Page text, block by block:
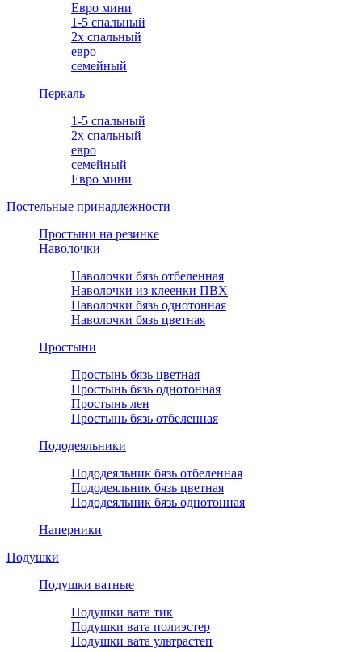
Евро мини
1-5 спальный
2х спальный
евро
семейный
Перкаль
1-5 спальный
2х спальный
евро
семейный
Евро мини
Постельные принадлежности
Простыни на резинке
Наволочки
Наволочки бязь отбеленная
Наволочки из клеенки ПВХ
Наволочки бязь однотонная
Наволочки бязь цветная
Простыни
Простынь бязь цветная
Простынь бязь однотонная
Простынь лен
Простынь бязь отбеленная
Пододеяльники
Пододеяльник бязь отбеленная
Пододеяльник бязь цветная
Пододеяльник бязь однотонная
Наперники
Подушки
Подушки ватные
Подушки вата тик
Подушки вата полиэстер
Подушки вата ультрастеп